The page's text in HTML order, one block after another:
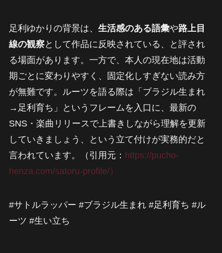
足利ゆかりの背景は、 生活感のある語彙や路上目
線の観察として作品に反映されている、と評され
る場面があります。一方で、本人の現在地は活動
期ごとに変わりやすく、固定化しすぎない読み方
が無難です。ルーツを語る際は「ブラジル生まれ
→足利育ち」というフレームを入口に、最新の
SNS・楽曲リリースで上書きしながら理解を更新
していきましょう、という立て付けが実務的だと
言われています。（引用元： https://pucho-
henza.com/satoru-profile/）
#サトルラッパー #ブラジル生まれ #足利育ち #ル
ーツ #生い立ち